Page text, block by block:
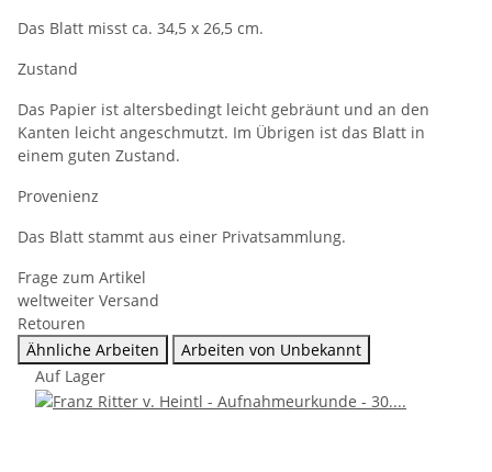
Das Blatt misst ca. 34,5 x 26,5 cm.
Zustand
Das Papier ist altersbedingt leicht gebräunt und an den
Kanten leicht angeschmutzt. Im Übrigen ist das Blatt in
einem guten Zustand.
Provenienz
Das Blatt stammt aus einer Privatsammlung.
Frage zum Artikel
weltweiter Versand
Retouren
Ähnliche Arbeiten
Arbeiten von Unbekannt
Auf Lager